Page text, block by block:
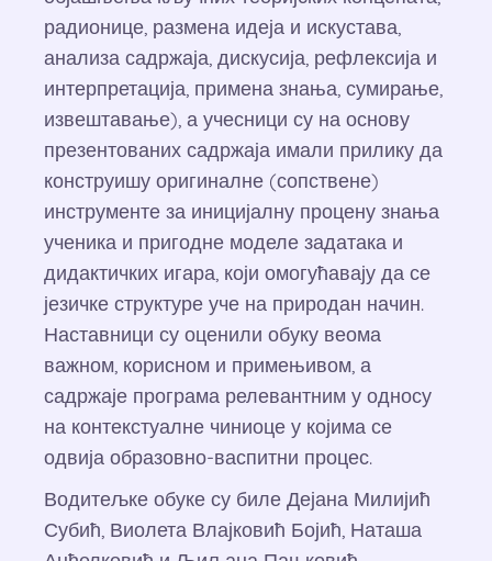
радионице, размена идеја и искустава,
анализа садржаја, дискусија, рефлексија и
интерпретација, примена знања, сумирање,
извештавање), а учесници су на основу
презентованих садржаја имали прилику да
конструишу оригиналне (сопствене)
инструменте за иницијалну процену знања
ученика и пригодне моделе задатака и
дидактичких игара, који омогућавају да се
језичке структуре уче на природан начин.
Наставници су оценили обуку веома
важном, корисном и примењивом, а
садржаје програма релевантним у односу
на контекстуалне чиниоце у којима се
одвија образовно-васпитни процес.
Водитељке обуке су биле Дејана Милијић
Субић, Виолета Влајковић Бојић, Наташа